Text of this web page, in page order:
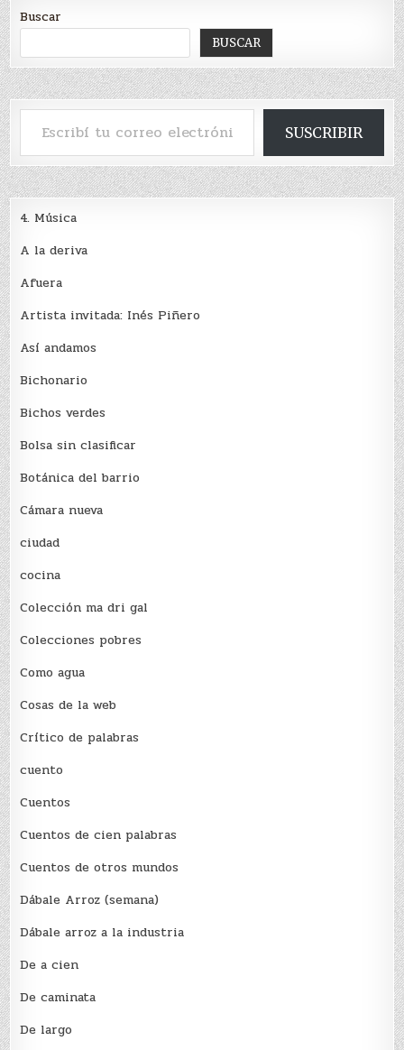
Buscar
BUSCAR
Escribí tu correo electrónico…
SUSCRIBIR
4. Música
A la deriva
Afuera
Artista invitada: Inés Piñero
Así andamos
Bichonario
Bichos verdes
Bolsa sin clasificar
Botánica del barrio
Cámara nueva
ciudad
cocina
Colección ma dri gal
Colecciones pobres
Como agua
Cosas de la web
Crítico de palabras
cuento
Cuentos
Cuentos de cien palabras
Cuentos de otros mundos
Dábale Arroz (semana)
Dábale arroz a la industria
De a cien
De caminata
De largo